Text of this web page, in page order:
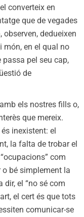
converteix en
que de vegades
dedueixen
món, en el qual no
passa pel seu cap,
de
amb els nostres fills o,
que mereix.
inexistent: el
la falta de trobar el
com
o bé simplement la
dir, el “no sé com
el cert és que tots
comunicar-se